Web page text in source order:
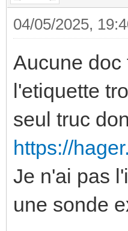
04/05/2025,
Aucune doc
l'etiquette
seul truc
https://
Je n'ai pas
une sonde